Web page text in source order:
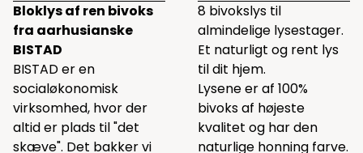
Bloklys af ren bivoks
fra aarhusianske
BISTAD
BISTAD er en
socialøkonomisk
virksomhed, hvor der
altid er plads til "det
skæve". Det bakker vi
8 bivokslys til
almindelige lysestager.
Et naturligt og rent lys
til dit hjem.
Lysene er af 100%
bivoks af højeste
kvalitet og har den
naturlige honning farve.